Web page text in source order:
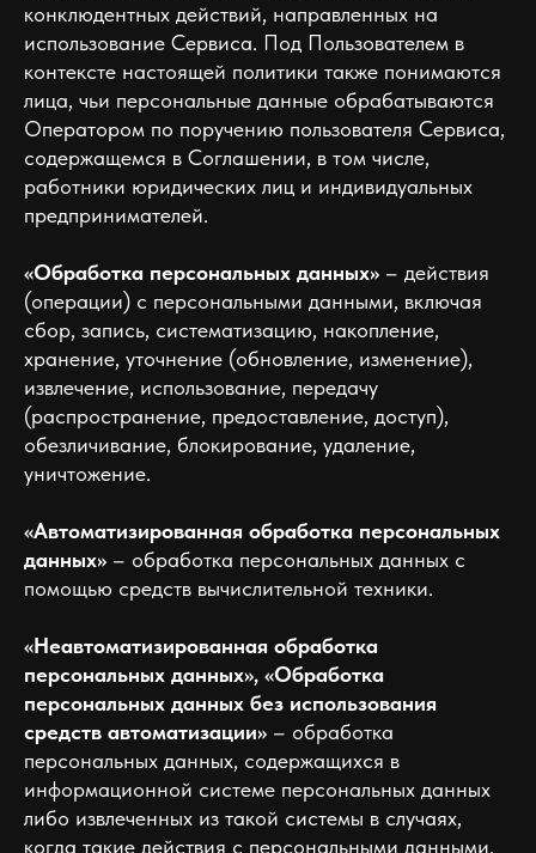
конклюдентных действий, направленных на
использование Сервиса. Под Пользователем в
контексте настоящей политики также понимаются
лица, чьи персональные данные обрабатываются
Оператором по поручению пользователя Сервиса,
содержащемся в Соглашении, в том числе,
работники юридических лиц и индивидуальных
предпринимателей.
«Обработка персональных данных» – действия
(операции) с персональными данными, включая
сбор, запись, систематизацию, накопление,
хранение, уточнение (обновление, изменение),
извлечение, использование, передачу
(распространение, предоставление, доступ),
обезличивание, блокирование, удаление,
уничтожение.
«Автоматизированная обработка персональных
данных» – обработка персональных данных с
помощью средств вычислительной техники.
«Неавтоматизированная обработка
персональных данных», «Обработка
персональных данных без использования
средств автоматизации» – обработка
персональных данных, содержащихся в
информационной системе персональных данных
либо извлеченных из такой системы в случаях,
когда такие действия с персональными данными,